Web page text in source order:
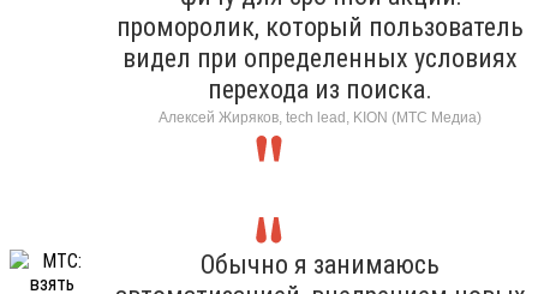
проморолик, который пользователь
видел при определенных условиях
перехода из поиска.
Алексей Жиряков, tech lead, KION (МТС Медиа)
Обычно я занимаюсь